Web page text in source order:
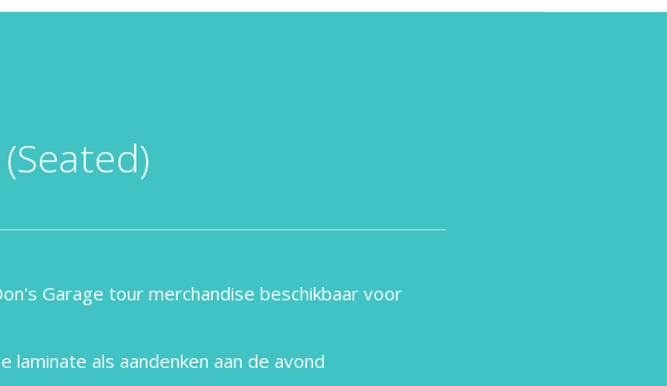
Garage tour merchandise beschikbaar voor
laminate als aandenken aan de avond